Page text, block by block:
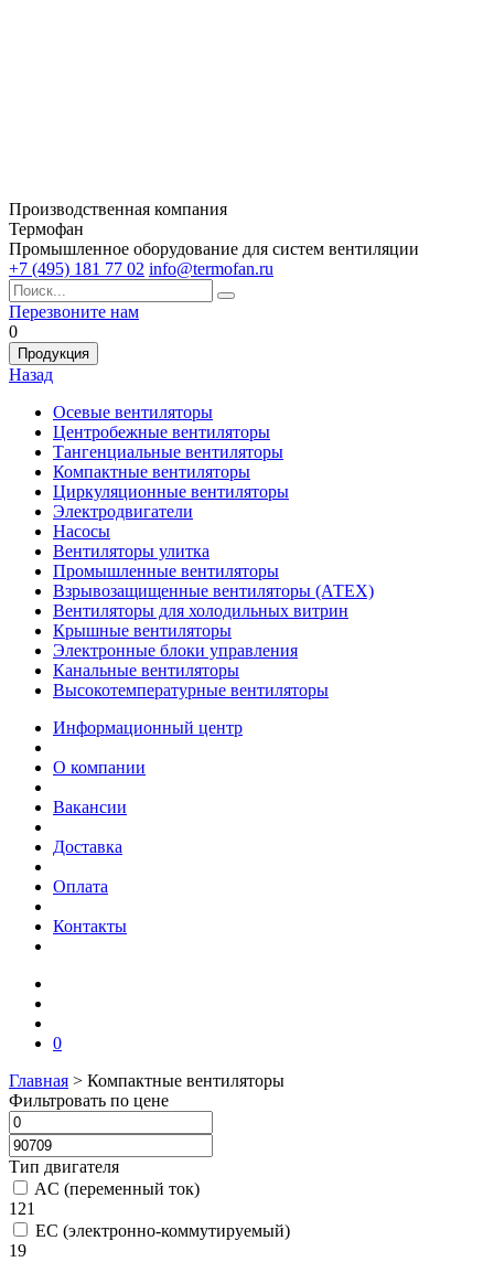
Производственная компания
Термофан
Промышленное оборудование для систем вентиляции
+7 (495) 181 77 02 info@termofan.ru
Перезвоните нам
0
Продукция
Назад
Осевые вентиляторы
Центробежные вентиляторы
Тангенциальные вентиляторы
Компактные вентиляторы
Циркуляционные вентиляторы
Электродвигатели
Насосы
Вентиляторы улитка
Промышленные вентиляторы
Взрывозащищенные вентиляторы (АТЕХ)
Вентиляторы для холодильных витрин
Крышные вентиляторы
Электронные блоки управления
Канальные вентиляторы
Высокотемпературные вентиляторы
Информационный центр
О компании
Вакансии
Доставка
Оплата
Контакты
0
Главная > Компактные вентиляторы
Фильтровать по цене
Тип двигателя
AC (переменный ток)
121
EC (электронно-коммутируемый)
19